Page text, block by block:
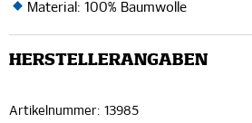
Material: 100% Baumwolle
HERSTELLERANGABEN
Artikelnummer: 13985